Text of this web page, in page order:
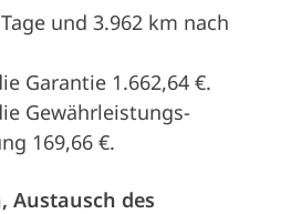
und 3.962 km nach
Garantie 1.662,64 €.
Gewährleistungs-
169,66 €.
Austausch des